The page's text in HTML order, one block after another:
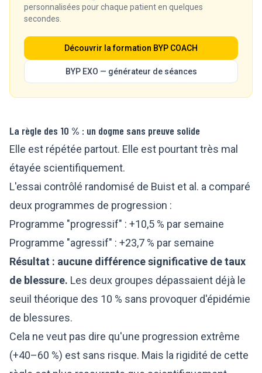
personnalisées pour chaque patient en quelques
secondes.
Découvrir la formation BYP COACH
BYP EXO — générateur de séances
La règle des 10 % : un dogme sans preuve solide
Elle est répétée partout. Elle est pourtant très mal
étayée scientifiquement.
L'essai contrôlé randomisé de Buist et al. a comparé
deux programmes de progression :
Programme "progressif" : +10,5 % par semaine
Programme "agressif" : +23,7 % par semaine
Résultat : aucune différence significative de taux
de blessure. Les deux groupes dépassaient déjà le
seuil théorique des 10 % sans provoquer d'épidémie
de blessures.
Cela ne veut pas dire qu'une progression extrême
(+40–60 %) est sans risque. Mais la rigidité de cette